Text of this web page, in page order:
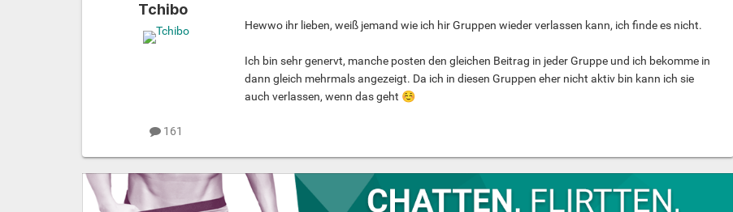
Tchibo
161
Hewwo ihr lieben, weiß jemand wie ich hir Gruppen wieder verlassen kann, ich finde es nicht.
Ich bin sehr genervt, manche posten den gleichen Beitrag in jeder Gruppe und ich bekomme in
dann gleich mehrmals angezeigt. Da ich in diesen Gruppen eher nicht aktiv bin kann ich sie
auch verlassen, wenn das geht ☺️